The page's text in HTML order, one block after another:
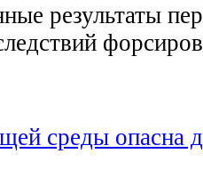
результаты
среды опасна